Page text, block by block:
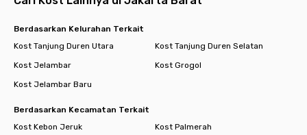
- Ukrida 2.7 km
Pusat Perbelanjaan
- Mall Taman Anggrek 2.3 km
- Citraland 3.3 km
- Neo Soho 2.8 km
Berdasarkan Kelurahan Terkait
Kost Tanjung Duren Utara
Kost Tanjung Duren Selatan
Kost Jelambar
Kost Grogol
Kost Jelambar Baru
Berdasarkan Kecamatan Terkait
Kost Kebon Jeruk
Kost Palmerah